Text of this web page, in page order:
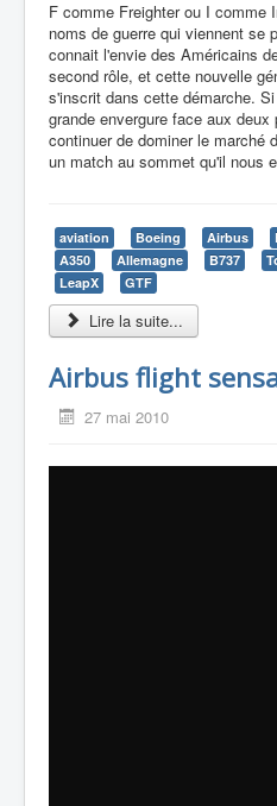
F comme Freighter ou I comme
noms de guerre qui viennent se
connait l'envie des Américains
second rôle, et cette nouvelle
s'inscrit dans cette démarche.
grande envergure face aux
continuer de dominer le marché
un match au sommet qu'il nous
aviation Boeing Airbus
A350
Allemagne B737
LeapX
GTF
Lire la suite...
Airbus flight
27 mai 2010